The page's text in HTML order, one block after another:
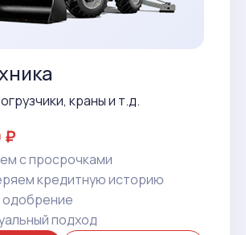
краны и т.д.
₽
с просрочками
кредитную историю
подход